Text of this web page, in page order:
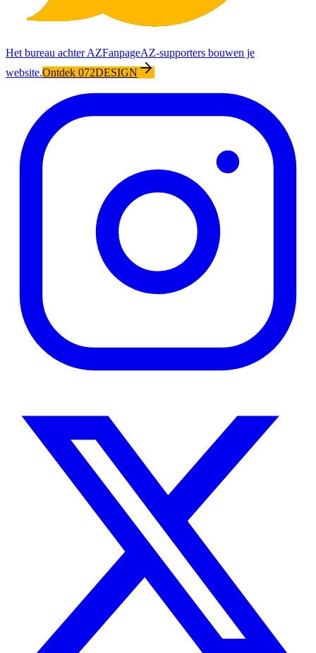
Het bureau achter AZFanpageAZ-supporters bouwen je
website.Ontdek 072DESIGN